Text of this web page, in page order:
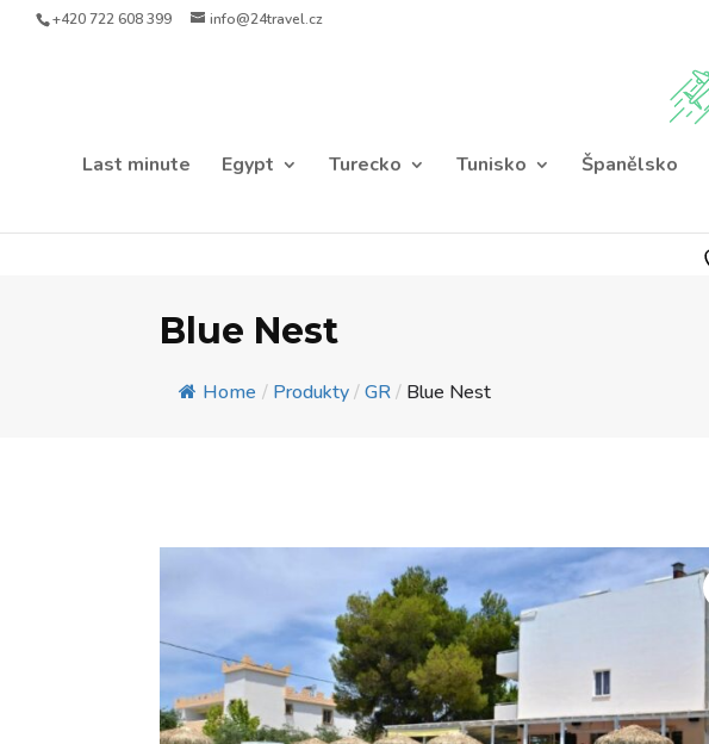
+420 722 608 399 info@24travel.cz
Last minute Egypt Turecko Tunisko Španělsko
Blue Nest
Home / Produkty / GR / Blue Nest